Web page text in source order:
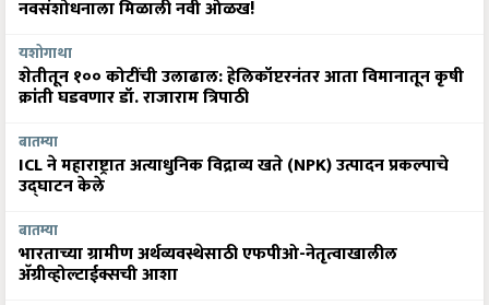
नवसंशोधनाला मिळाली नवी ओळख!
यशोगाथा
शेतीतून १०० कोटींची उलाढाल: हेलिकॉप्टरनंतर आता विमानातून कृषी
क्रांती घडवणार डॉ. राजाराम त्रिपाठी
बातम्या
ICL ने महाराष्ट्रात अत्याधुनिक विद्राव्य खते (NPK) उत्पादन प्रकल्पाचे
उद्घाटन केले
बातम्या
भारताच्या ग्रामीण अर्थव्यवस्थेसाठी एफपीओ-नेतृत्वाखालील
अ‍ॅग्रीव्होल्टाईक्सची आशा